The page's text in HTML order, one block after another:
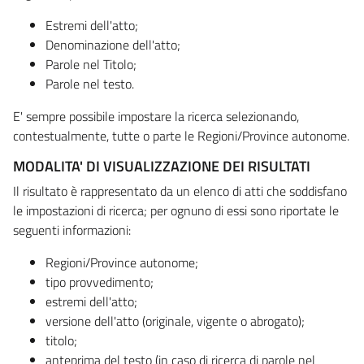
Estremi dell'atto;
Denominazione dell'atto;
Parole nel Titolo;
Parole nel testo.
E' sempre possibile impostare la ricerca selezionando,
contestualmente, tutte o parte le Regioni/Province autonome.
MODALITA' DI VISUALIZZAZIONE DEI RISULTATI
Il risultato è rappresentato da un elenco di atti che soddisfano
le impostazioni di ricerca; per ognuno di essi sono riportate le
seguenti informazioni:
Regioni/Province autonome;
tipo provvedimento;
estremi dell'atto;
versione dell'atto (originale, vigente o abrogato);
titolo;
anteprima del testo (in caso di ricerca di parole nel